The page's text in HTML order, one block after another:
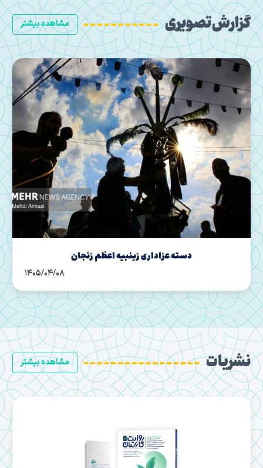
مشاهده بیشتر گزارش تصویری
دسته عزاداری زینبیه اعظم زنجان
1405/04/06
مشاهده بیشتر نشریات